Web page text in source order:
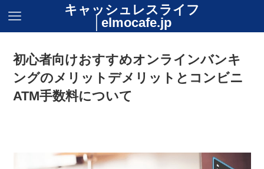
キャッシュレスライフ
│elmocafe.jp
初心者向けおすすめオンラインバンキ
ングのメリットデメリットとコンビニ
ATM手数料について